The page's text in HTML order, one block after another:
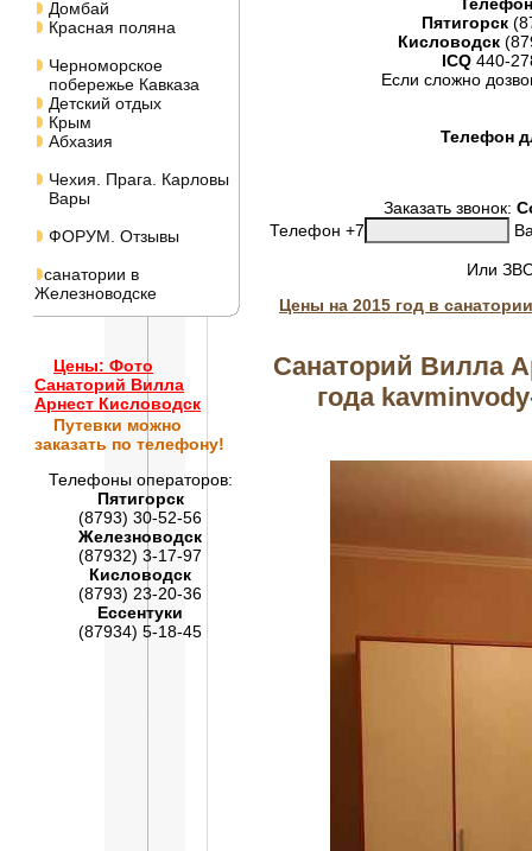
Домбай
Красная поляна
Черноморское
побережье Кавказа
Детский отдых
Крым
Абхазия
Чехия. Прага. Карловы
Вары
ФОРУМ. Отзывы
санатории в
Железноводске
Цены: Фото
Санаторий Вилла
Арнест Кисловодск
Путевки можно
заказать по телефону!
Телефоны операторов:
Пятигорск
(8793) 30-52-56
Железноводск
(87932) 3-17-97
Кисловодск
(8793) 23-20-36
Ессентуки
(87934) 5-18-45
Пятигорск
Кисловодск
ICQ440-
Если сложно
Телефон
Заказать звонок:
Телефон +7
Или
Цены на 2015 год в
Санаторий Вилла
года